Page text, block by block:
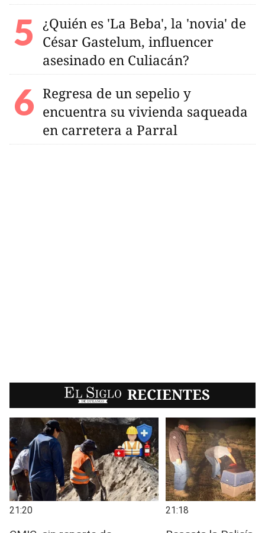
¿Quién es 'La Beba', la 'novia' de
César Gastelum, influencer
asesinado en Culiacán?
Regresa de un sepelio y
encuentra su vivienda saqueada
en carretera a Parral
EL SIGLO RECIENTES